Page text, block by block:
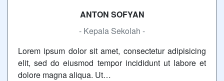
ANTON SOFYAN
- Kepala Sekolah -
Lorem ipsum dolor sit amet, consectetur adipisicing
elit, sed do eiusmod tempor incididunt ut labore et
dolore magna aliqua. Ut…